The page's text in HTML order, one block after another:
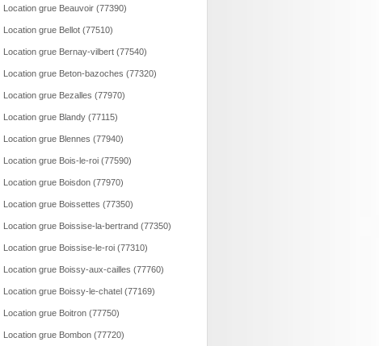
Location grue Beauvoir (77390)
Location grue Bellot (77510)
Location grue Bernay-vilbert (77540)
Location grue Beton-bazoches (77320)
Location grue Bezalles (77970)
Location grue Blandy (77115)
Location grue Blennes (77940)
Location grue Bois-le-roi (77590)
Location grue Boisdon (77970)
Location grue Boissettes (77350)
Location grue Boissise-la-bertrand (77350)
Location grue Boissise-le-roi (77310)
Location grue Boissy-aux-cailles (77760)
Location grue Boissy-le-chatel (77169)
Location grue Boitron (77750)
Location grue Bombon (77720)